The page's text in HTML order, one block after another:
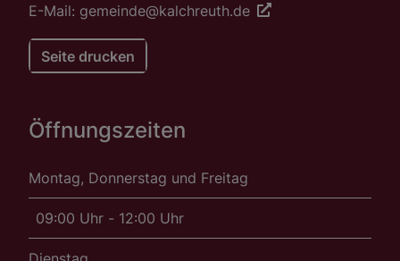
E-Mail: gemeinde@kalchreuth.de
Seite drucken
Öffnungszeiten
Montag, Donnerstag und Freitag
09:00 Uhr - 12:00 Uhr